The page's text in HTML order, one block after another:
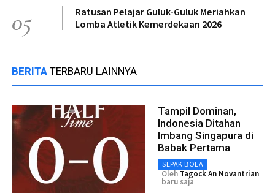
05
Ratusan Pelajar Guluk-Guluk Meriahkan
Lomba Atletik Kemerdekaan 2026
BERITA TERBARU LAINNYA
Tampil Dominan,
Indonesia Ditahan
Imbang Singapura di
Babak Pertama
SEPAK BOLA
Oleh Tagock An Novantrian
baru saja